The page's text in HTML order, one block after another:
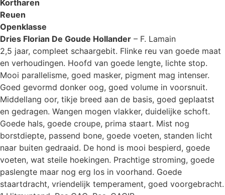
Kortharen
Reuen
Openklasse
Dries Florian De Goude Hollander – F. Lamain
2,5 jaar, compleet schaargebit. Flinke reu van goede maat
en verhoudingen. Hoofd van goede lengte, lichte stop.
Mooi parallelisme, goed masker, pigment mag intenser.
Goed gevormd donker oog, goed volume in voorsnuit.
Middellang oor, tikje breed aan de basis, goed geplaatst
en gedragen. Wangen mogen vlakker, duidelijke schoft.
Goede hals, goede croupe, prima staart. Mist nog
borstdiepte, passend bone, goede voeten, standen licht
naar buiten gedraaid. De hond is mooi bespierd, goede
voeten, wat steile hoekingen. Prachtige stroming, goede
paslengte maar nog erg los in voorhand. Goede
staartdracht, vriendelijk temperament, goed voorgebracht.